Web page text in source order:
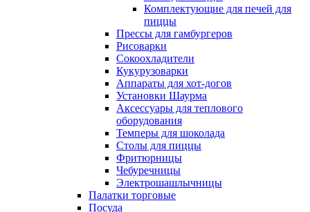
Комплектующие для печей для
пиццы
Прессы для гамбургеров
Рисоварки
Сокоохладители
Кукурузоварки
Аппараты для хот-догов
Установки Шаурма
Аксессуары для теплового
оборудования
Темперы для шоколада
Столы для пиццы
Фритюрницы
Чебуречницы
Электрошашлычницы
Палатки торговые
Посуда